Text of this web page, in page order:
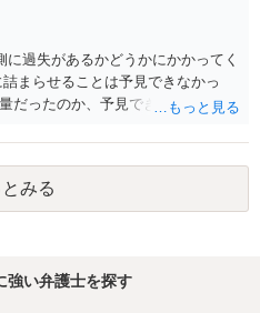
られる場合は、補償を求めること
ご連絡ください。
過失があるかどうかにかかってく
まらせることは予見できなかっ
だったのか、予見できなかったこ
います。 看護記録などの資料を取
す。
みる
強い弁護士を探す